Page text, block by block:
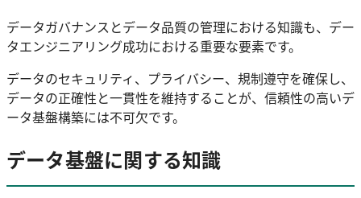
データガバナンスとデータ品質の管理における知識も、デー
タエンジニアリング成功における重要な要素です。
データのセキュリティ、プライバシー、規制遵守を確保し、
データの正確性と一貫性を維持することが、信頼性の高いデ
ータ基盤構築には不可欠です。
データ基盤に関する知識